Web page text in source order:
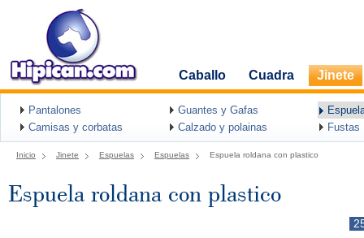
Caballo Cuadra Jinete
Pantalones Guantes y Gafas
Camisas y corbatas
Calzado y polainas Fustas
Inicio Jinete Espuelas Espuelas Espuela roldana con plastico
Espuela roldana con plastico